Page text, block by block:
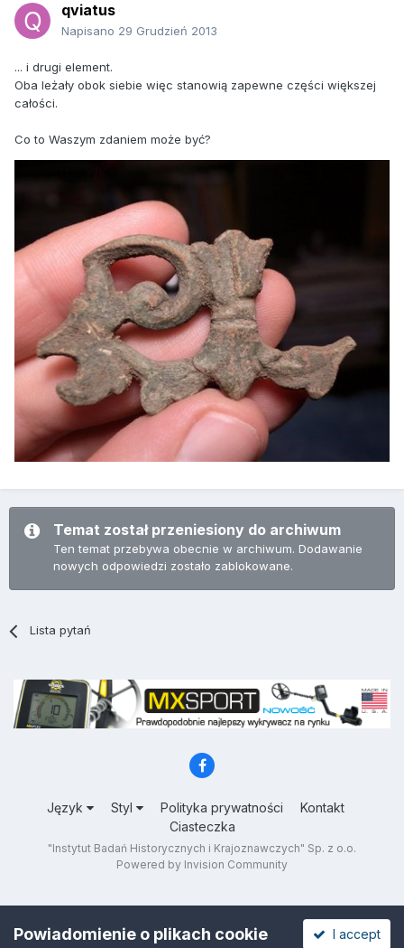
qviatus
Napisano 29 Grudzień 2013
... i drugi element.
Oba leżały obok siebie więc stanowią zapewne części większej
całości.
Co to Waszym zdaniem może być?
Temat został przeniesiony do archiwum
Ten temat przebywa obecnie w archiwum. Dodawanie
nowych odpowiedzi zostało zablokowane.
Lista pytań
Język Styl Polityka prywatności
Kontakt
Ciasteczka
"Instytut Badań Historycznych i Krajoznawczych" Sp. z o.o.
Powered by Invision Community
Powiadomienie o plikach cookie I accept